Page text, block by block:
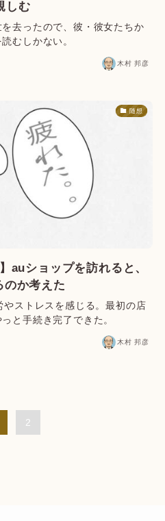
しむ
去ったので、彼・彼女たちか
むしかない。
木村 邦彦
随想
auショップを訪れると、
のか考えた
ストレスを感じる。最初の店
と手続き完了できた。
木村 邦彦
2